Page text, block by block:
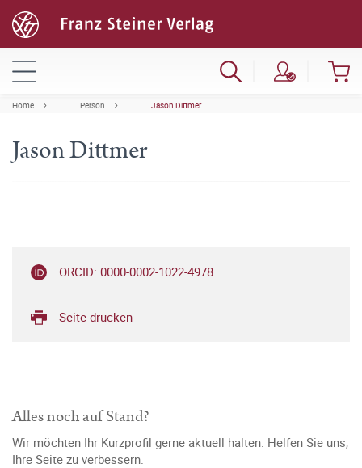
Home Person Jason Dittmer
Jason Dittmer
ORCID: 0000-0002-1022-4978
Seite drucken
Alles noch auf Stand?
Wir möchten Ihr Kurzprofil gerne aktuell halten. Helfen Sie uns,
Ihre Seite zu verbessern.